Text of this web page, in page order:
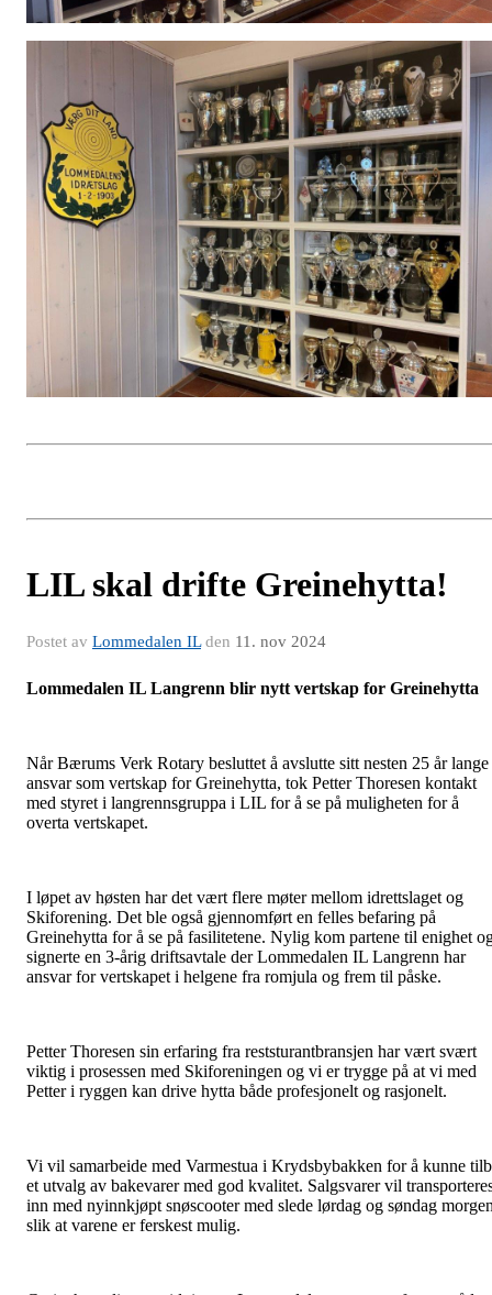
LIL skal drifte Greinehytta!
Postet av Lommedalen ILden 11. nov 2024
Lommedalen IL Langrenn blir nytt vertskap for Greinehytta
Når Bærums Verk Rotary besluttet å avslutte sitt nesten 25 år lange
ansvar som vertskap for Greinehytta, tok Petter Thoresen kontakt
med styret i langrennsgruppa i LIL for å se på muligheten for å
overta vertskapet.
I løpet av høsten har det vært flere møter mellom idrettslaget og
Skiforening. Det ble også gjennomført en felles befaring på
Greinehytta for å se på fasilitetene. Nylig kom partene til enighet
signerte en 3-årig driftsavtale der Lommedalen IL Langrenn har
ansvar for vertskapet i helgene fra romjula og frem til påske.
Petter Thoresen sin erfaring fra reststurantbransjen har vært svært
viktig i prosessen med Skiforeningen og vi er trygge på at vi med
Petter i ryggen kan drive hytta både profesjonelt og rasjonelt.
Vi vil samarbeide med Varmestua i Krydsbybakken for å kunne
et utvalg av bakevarer med god kvalitet. Salgsvarer vil
inn med nyinnkjøpt snøscooter med slede lørdag og søndag
slik at varene er ferskest mulig.